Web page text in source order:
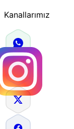
Kanallarımız